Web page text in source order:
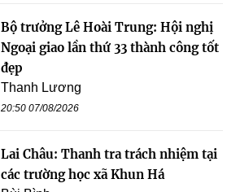
Bộ trưởng Lê Hoài Trung: Hội nghị
Ngoại giao lần thứ 33 thành công tốt
đẹp
Thanh Lương
20:50 07/08/2026
Lai Châu: Thanh tra trách nhiệm tại
các trường học xã Khun Há